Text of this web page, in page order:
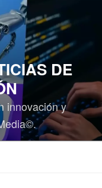
DE
innovación y